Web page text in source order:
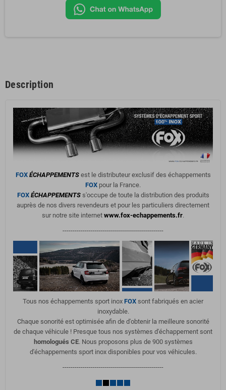
Description
FOX ÉCHAPPEMENTSest le distributeur exclusif des échappements
FOX pour la France.
FOX ÉCHAPPEMENTSs'occupe de toute la distribution des produits
auprès de nos divers revendeurs et pour les particuliers directement
sur notre site internet www.fox-echappements.fr.
--------------------------------------------------
Tous nos échappements sport inox FOX sont fabriqués en acier
inoxydable.
Chaque sonorité est optimisée afin de d'obtenir la meilleure sonorité
de chaque véhicule ! Presque tous nos systèmes d'échappement sont
homologués CE. Nous proposons plus de 900 systèmes
d'échappements sport inox disponibles pour vos véhicules.
--------------------------------------------------